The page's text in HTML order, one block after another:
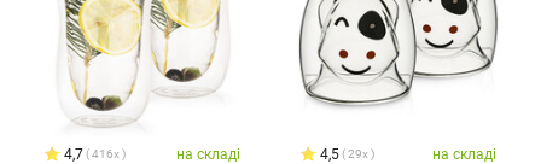
4,7 416x на складі 4,5 29x на складі